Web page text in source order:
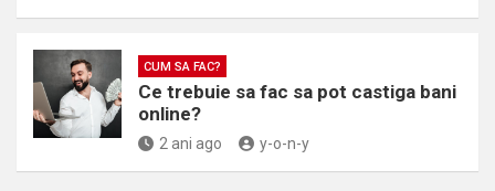
CUM SA FAC?
Ce trebuie sa fac sa pot castiga bani
online?
2 ani ago y-o-n-y